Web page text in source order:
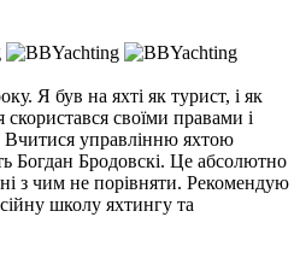
Я був на яхті як турист, і як
своїми правами і
Вчитися управлінню яхтою
Богдан Бродовскі. Це абсолютно
з чим не порівняти. Рекомендую
школу яхтингу та